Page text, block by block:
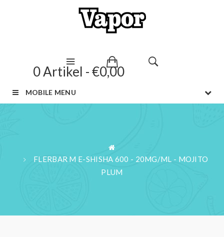
0 Artikel - €0,00
MOBILE MENU
FLERBAR M E-SHISHA 600 - 20MG/ML - MOJITO
PLUM